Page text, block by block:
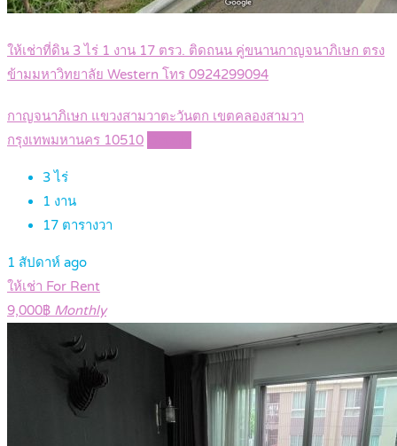
ให้เช่าที่ดิน 3 ไร่ 1 งาน 17 ตรว. ติดถนน คู่ขนานกาญจนาภิเษก ตรง
ข้ามมหาวิทยาลัย Western โทร 0924299094
กาญจนาภิเษก แขวงสามวาตะวันตก เขตคลองสามวา
กรุงเทพมหานคร 10510
3ไร่
1 งาน
17 ตารางวา
1 สัปดาห์ ago
ให้เช่า For Rent
9,000฿ Monthly